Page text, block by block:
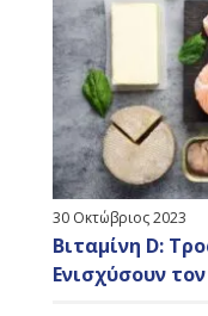
30 Οκτώβριος 2023
Βιταμίνη D:
Eνισχύσουν